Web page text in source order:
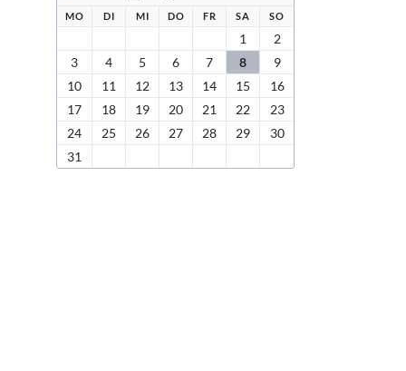
MONTAG
DIENSTAG
MITTWOCH
DONNERSTAG
FREITAG
SA MSTAG
SONNTAG
1
2
3
4 5 6 7 8
9
10
11 12 13 14 15
16
17
18 19 20 21 22
23
24
25 26 27 28 29
30
31